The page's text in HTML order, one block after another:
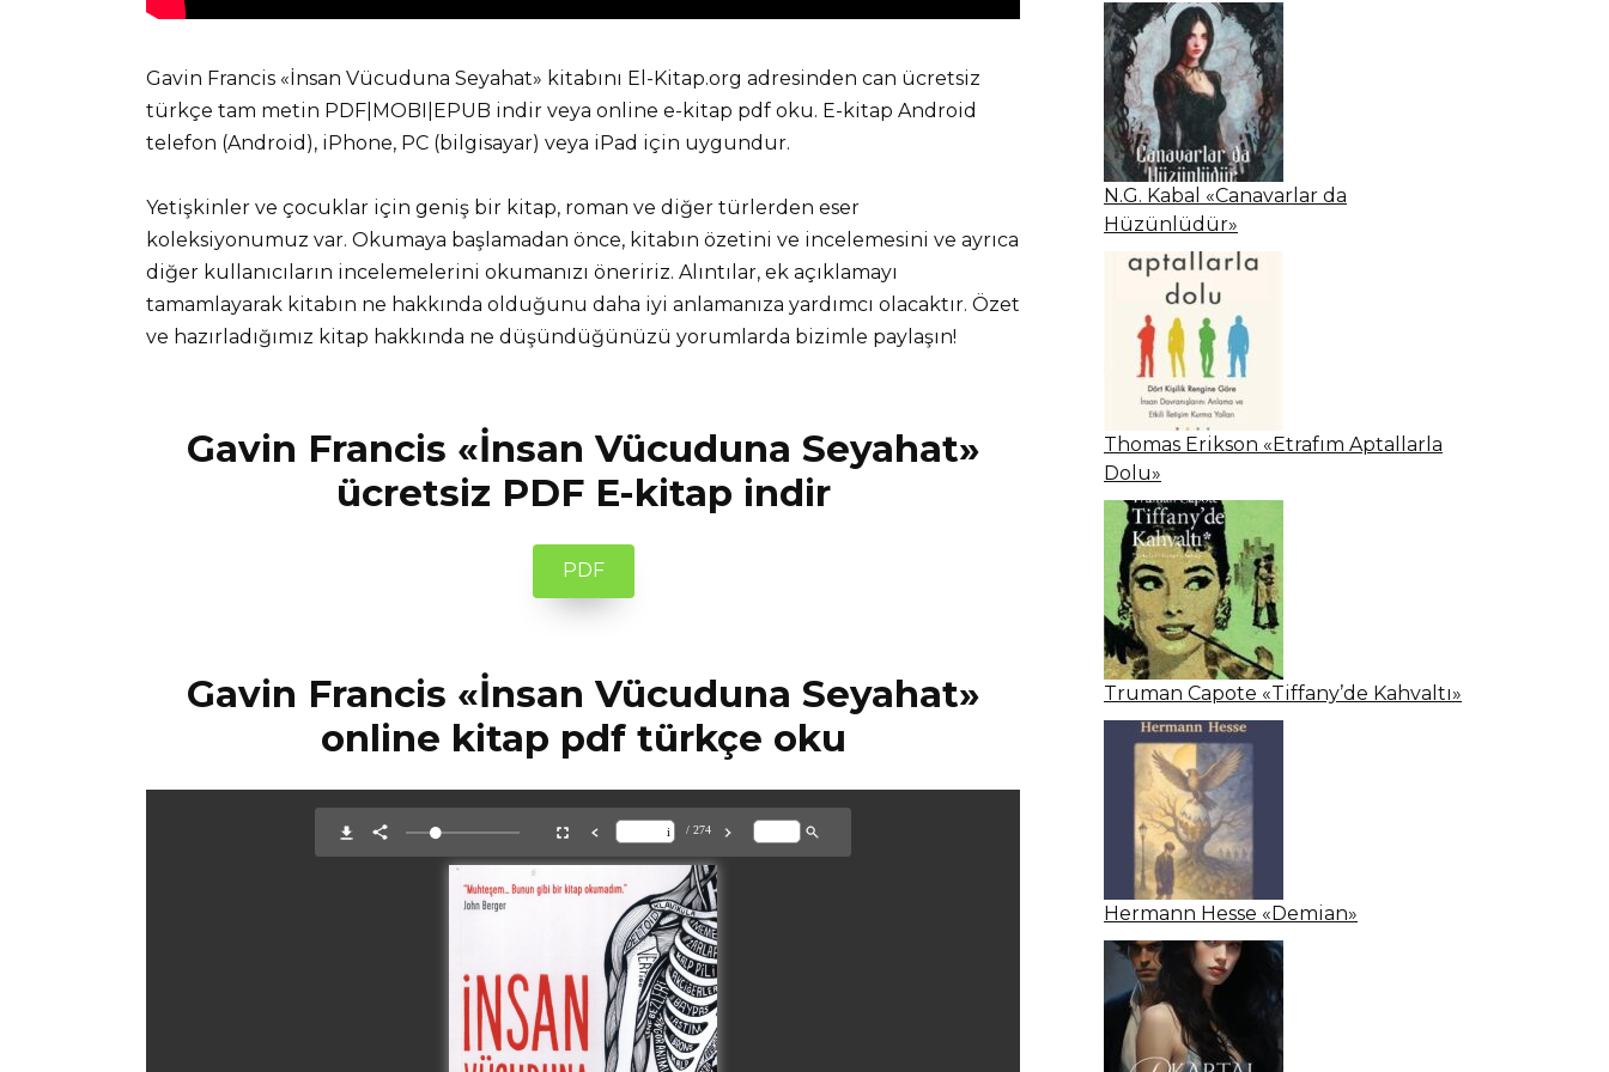
Gavin Francis «İnsan Vücuduna Seyahat» kitabını El-Kitap.org adresinden can ücretsiz
türkçe tam metin PDF|MOBI|EPUB indir veya online e-kitap pdf oku. E-kitap Android
telefon (Android), iPhone, PC (bilgisayar) veya iPad için uygundur.
Yetişkinler ve çocuklar için geniş bir kitap, roman ve diğer türlerden eser
koleksiyonumuz var. Okumaya başlamadan önce, kitabın özetini ve incelemesini ve ayrıca
diğer kullanıcıların incelemelerini okumanızı öneririz. Alıntılar, ek açıklamayı
tamamlayarak kitabın ne hakkında olduğunu daha iyi anlamanıza yardımcı olacaktır. Özet
ve hazırladığımız kitap hakkında ne düşündüğünüzü yorumlarda bizimle paylaşın!
Gavin Francis «İnsan Vücuduna Seyahat»
ücretsiz PDF E-kitap indir
PDF
Gavin Francis «İnsan Vücuduna Seyahat»
online kitap pdf türkçe oku
N.G. Kabal «Canavarlar da
Hüzünlüdür»
Thomas Erikson «Etrafım Aptallarla
Dolu»
Truman Capote «Tiffany’de Kahvaltı»
Hermann Hesse «Demian»